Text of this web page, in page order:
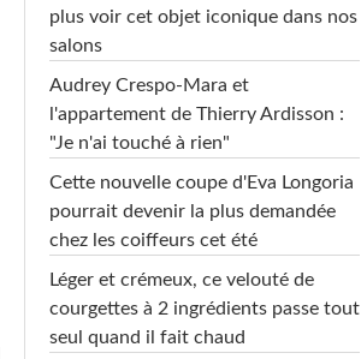
plus voir cet objet iconique dans nos
salons
Audrey Crespo-Mara et
l'appartement de Thierry Ardisson :
"Je n'ai touché à rien"
Cette nouvelle coupe d'Eva Longoria
pourrait devenir la plus demandée
chez les coiffeurs cet été
Léger et crémeux, ce velouté de
courgettes à 2 ingrédients passe tout
seul quand il fait chaud